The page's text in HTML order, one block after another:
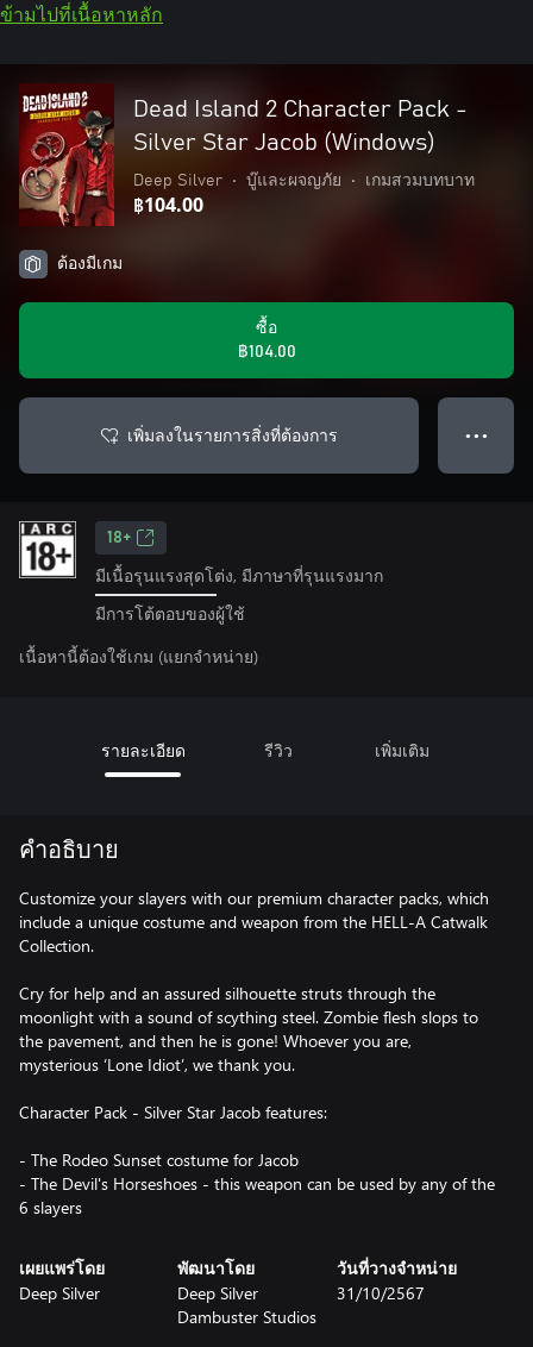
ข้ามไปที่เนื้อหาหลัก
Dead Island 2 Character Pack -
Silver Star Jacob (Windows)
Deep Silver • บู๊และผจญภัย • เกมสวมบทบาท
฿104.00
ต้องมีเกม
ซื้อ
฿104.00
เพิ่มลงในรายการสิ่งที่ต้องการ ● ● ●
18+
มีเนื้อรุนแรงสุดโต่ง, มีภาษาที่รุนแรงมาก
มีการโต้ตอบของผู้ใช้
เนื้อหานี้ต้องใช้เกม (แยกจำหน่าย)
รายละเอียด รีวิว เพิ่มเติม
คำอธิบาย
Customize your slayers with our premium character packs, which
include a unique costume and weapon from the HELL-A Catwalk
Collection.
Cry for help and an assured silhouette struts through the
moonlight with a sound of scything steel. Zombie flesh slops to
the pavement, and then he is gone! Whoever you are,
mysterious ‘Lone Idiot’, we thank you.
Character Pack - Silver Star Jacob features:
- The Rodeo Sunset costume for Jacob
- The Devil's Horseshoes - this weapon can be used by any of the
เผยแพร่โดย
Deep Silver
พัฒนาโดย
Deep Silver
Dambuster Studios
วันที่วางจำหน่าย
31/10/2567